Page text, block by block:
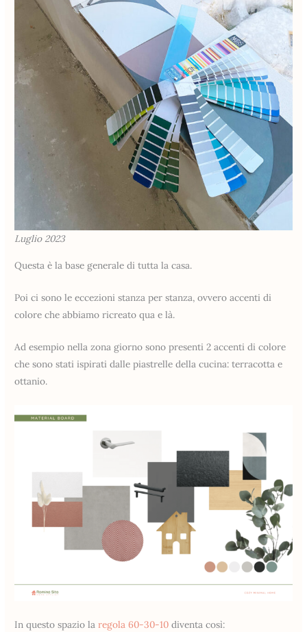
Luglio 2023
Questa è la base generale di tutta la casa.
Poi ci sono le eccezioni stanza per stanza, ovvero accenti di
colore che abbiamo ricreato qua e là.
Ad esempio nella zona giorno sono presenti 2 accenti di colore
che sono stati ispirati dalle piastrelle della cucina: terracotta e
ottanio.
In questo spazio laregola 60-30-10 diventa così: